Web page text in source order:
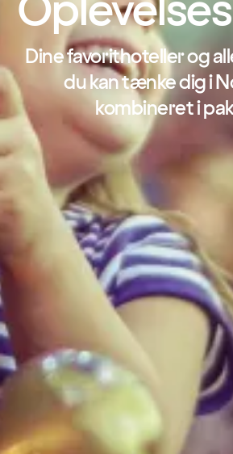
Dine favorithoteller og
du kan tænke dig i
kombineret i